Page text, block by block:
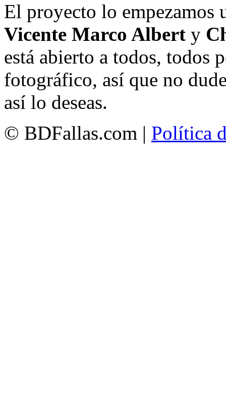
El proyecto lo empezamos
Vicente Marco Albert y
está abierto a todos, todos
fotográfico, así que no
así lo deseas.
© BDFallas.com | Política